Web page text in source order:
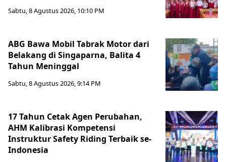
Sabtu, 8 Agustus 2026, 10:10 PM
ABG Bawa Mobil Tabrak Motor dari
Belakang di Singaparna, Balita 4
Tahun Meninggal
Sabtu, 8 Agustus 2026, 9:14 PM
17 Tahun Cetak Agen Perubahan,
AHM Kalibrasi Kompetensi
Instruktur Safety Riding Terbaik se-
Indonesia